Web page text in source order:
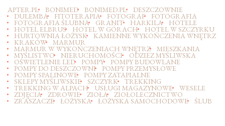
APTER.PL BONIMED BONIMED.PL DESZCZOWNIE
DULEMBA FITOTERAPIA FOTOGRAF FOTOGRAFIA
FOTOGRAFIA ŚLUBNA GRANIT HARKILA HOTELE
HOTEL ELBRUS HOTEL W GÓRACH HOTEL W SZCZYRKU
HURTOWNIA ŁOŻYSK KAMIENNE WYKOŃCZENIA WNĘTRZ
KRAKÓW MARMUR
MARMUR W WYKOŃCZENIACH WNĘTRZ MIESZKANIA
MYŚLISTWO NIERUCHOMOŚCI ODZIEZ MYŚLIWSKA
OŚWIETLENIE LED POMPY POMPY BUDOWLANE
POMPY DO DESZCZOWNI POMPY PRZEMYSŁOWE
POMPY SPALINOWE POMPY ZATAPIALNE
SKLEPY MYŚLIWSKIE SZCZYRK TREKKING
TREKKING W ALPACH USŁUGI MAGAZYNOWE WESELE
ZDJĘCIA ZDROWIE ZIOŁA ZIOŁOLECZNICTWO
ZRASZACZE ŁOŻYSKA ŁOŻYSKA SAMOCHODOWE ŚLUB